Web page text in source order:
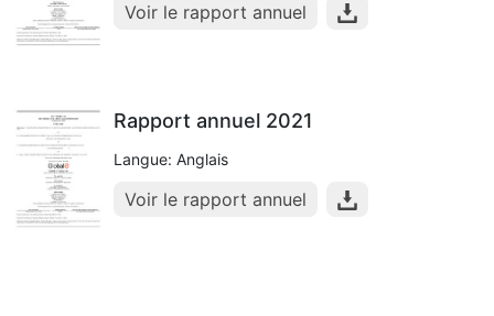
Voir le rapport annuel
Rapport annuel 2021
Langue: Anglais
Voir le rapport annuel